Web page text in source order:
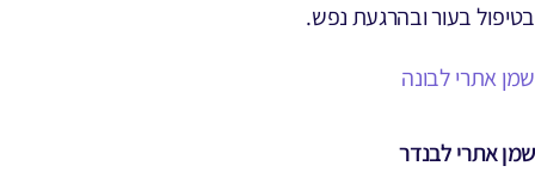
בטיפול בעור ובהרגעת נפש.
שמן אתרי לבונה
שמן אתרי לבנדר